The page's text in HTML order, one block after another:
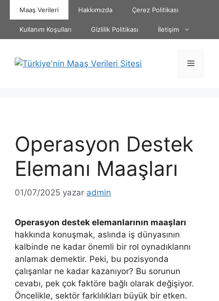
İçeriğe
atla
Maaş Verileri Hakkımızda Çerez Politikası
Kullanım Koşulları Gizlilik Politikası İletişim
Menü
Operasyon Destek
Elemanı Maaşları
01/07/2025 yazar admin
Operasyon destek elemanlarının maaşları
hakkında konuşmak, aslında iş dünyasının
kalbinde ne kadar önemli bir rol oynadıklarını
anlamak demektir. Peki, bu pozisyonda
çalışanlar ne kadar kazanıyor? Bu sorunun
cevabı, pek çok faktöre bağlı olarak değişiyor.
Öncelikle, sektör farklılıkları büyük bir etken.